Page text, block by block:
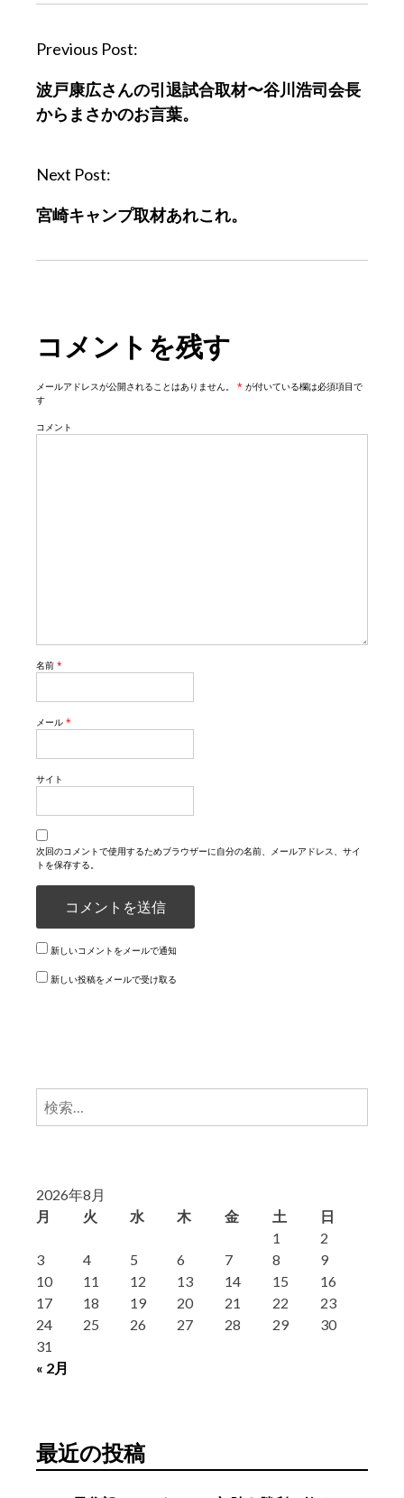
P
s
t
a
i
o
Previous Post:
波戸康広さんの引退試合取材〜谷川浩司会長
からまさかのお言葉。
Next Post:
宮崎キャンプ取材あれこれ。
コメントを残す
メールアドレスが公開されることはありません。 * が付いている欄は必須項目で
す
コメント
名前 *
メール *
サイト
次回のコメントで使用するためブラウザーに自分の名前、メールアドレス、サイ
トを保存する。
新しいコメントをメールで通知
新しい投稿をメールで受け取る
検
2026年8月
月
火 水 木 金 土 日
« 2月
1
2
3
4 5 6 7 8
9
10
11 12 13 14 15
16
17
18 19 20 21 22
23
24
25 26 27 28 29
30
31
最近の投稿